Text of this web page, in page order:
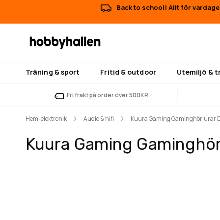
Back to school! Allt för
Träning & sport Fritid & outdoor Utemiljö &
Fri frakt på order över 500KR
Hem-elektronik Audio & hifi Kuura Gaming Gaminghörlurar
Kuura Gaming